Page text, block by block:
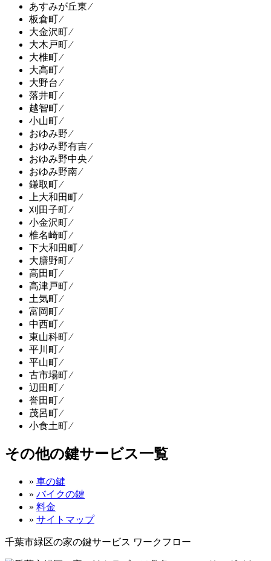
あすみが丘東 ⁄
板倉町 ⁄
大金沢町 ⁄
大木戸町 ⁄
大椎町 ⁄
大高町 ⁄
大野台 ⁄
落井町 ⁄
越智町 ⁄
小山町 ⁄
おゆみ野 ⁄
おゆみ野有吉 ⁄
おゆみ野中央 ⁄
おゆみ野南 ⁄
鎌取町 ⁄
上大和田町 ⁄
刈田子町 ⁄
小金沢町 ⁄
椎名崎町 ⁄
下大和田町 ⁄
大膳野町 ⁄
高田町 ⁄
高津戸町 ⁄
土気町 ⁄
富岡町 ⁄
中西町 ⁄
東山科町 ⁄
平川町 ⁄
平山町 ⁄
古市場町 ⁄
辺田町 ⁄
誉田町 ⁄
茂呂町 ⁄
小食土町 ⁄
その他の鍵サービス一覧
» 車の鍵
» バイクの鍵
» 料金
» サイトマップ
千葉市緑区の家の鍵サービス ワークフロー